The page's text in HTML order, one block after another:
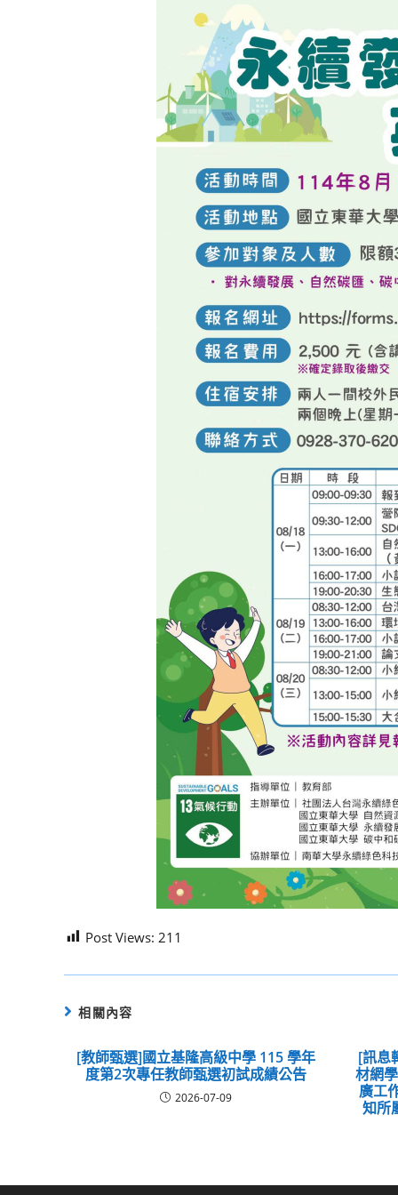
Post Views: 211
相關內容
[教師甄選]國立基隆高級中學 115 學年
度第2次專任教師甄選初試成績公告
2026-07-09
[訊息
材網
廣工
知所